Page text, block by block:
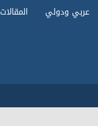
عربي ودولي المقالات